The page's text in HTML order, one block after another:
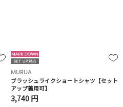
MURUA
ブラッシュライクショートシャツ【セット
アップ着用可】
3,740 円